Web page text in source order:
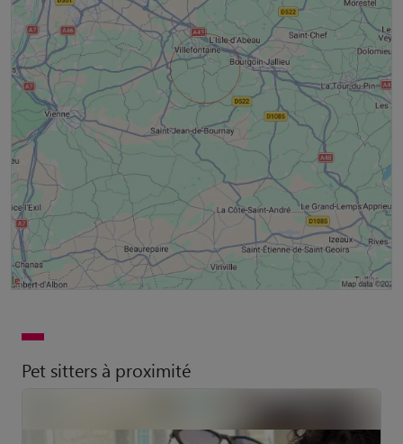
Pet sitters à proximité